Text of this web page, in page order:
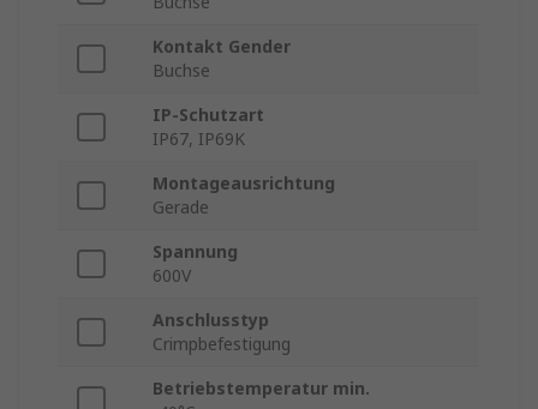
Kontakt Gender
Buchse
IP-Schutzart
IP67, IP69K
Montageausrichtung
Gerade
Spannung
600V
Anschlusstyp
Crimpbefestigung
Betriebstemperatur min.